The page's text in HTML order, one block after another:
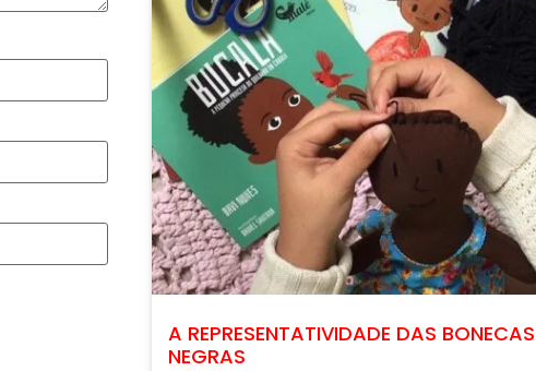
A REPRESENTATIVIDADE DAS BONECAS
NEGRAS